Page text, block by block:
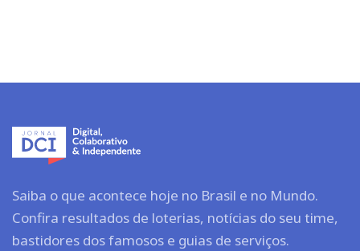
Saiba o que acontece hoje no Brasil e no Mundo.
Confira resultados de loterias, notícias do seu time,
bastidores dos famosos e guias de serviços.